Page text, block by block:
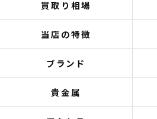
買取り相場
当店の特徴
ブランド
貴金属